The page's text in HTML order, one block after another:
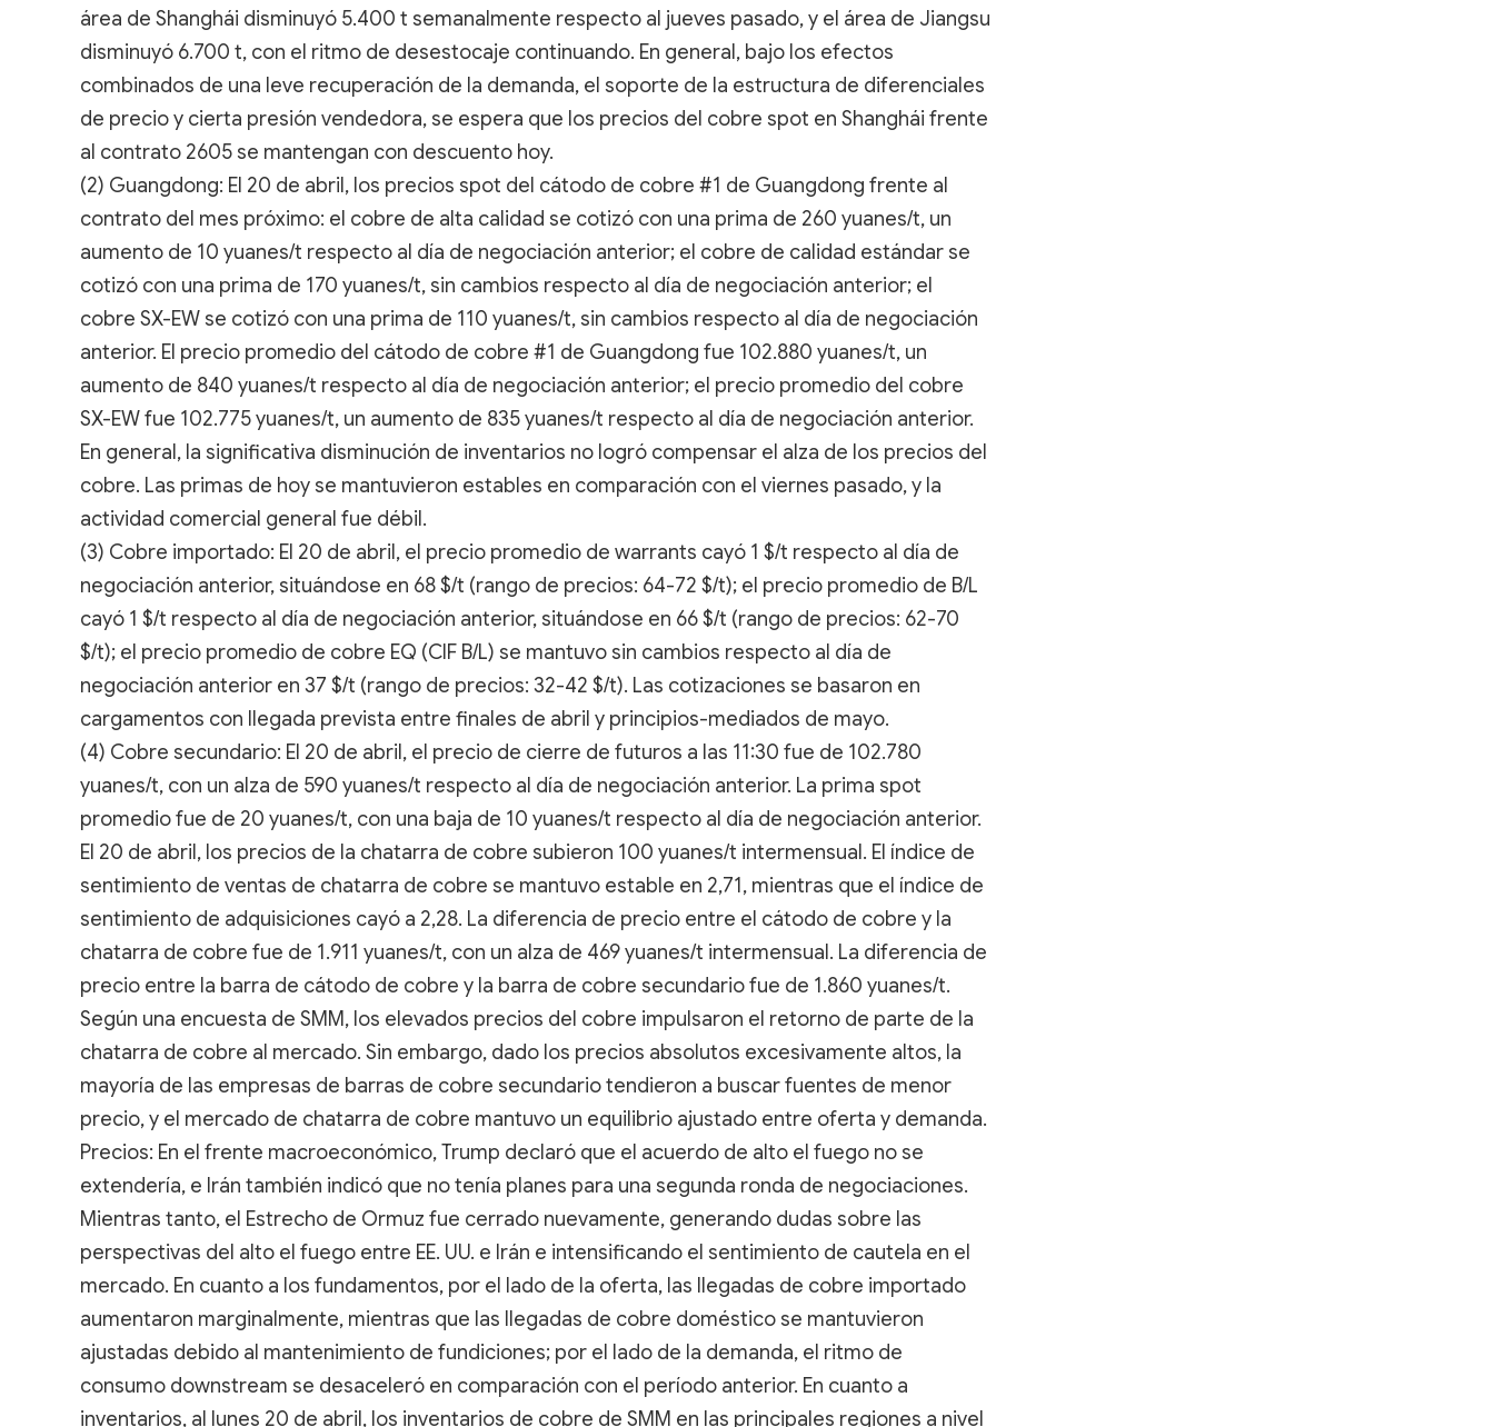
área de Shanghái disminuyó 5.400 t semanalmente respecto al jueves pasado, y el área de Jiangsu
disminuyó 6.700 t, con el ritmo de desestocaje continuando. En general, bajo los efectos
combinados de una leve recuperación de la demanda, el soporte de la estructura de diferenciales
de precio y cierta presión vendedora, se espera que los precios del cobre spot en Shanghái frente
al contrato 2605 se mantengan con descuento hoy.
(2) Guangdong: El 20 de abril, los precios spot del cátodo de cobre #1 de Guangdong frente al
contrato del mes próximo: el cobre de alta calidad se cotizó con una prima de 260 yuanes/t, un
aumento de 10 yuanes/t respecto al día de negociación anterior; el cobre de calidad estándar se
cotizó con una prima de 170 yuanes/t, sin cambios respecto al día de negociación anterior; el
cobre SX-EW se cotizó con una prima de 110 yuanes/t, sin cambios respecto al día de negociación
anterior. El precio promedio del cátodo de cobre #1 de Guangdong fue 102.880 yuanes/t, un
aumento de 840 yuanes/t respecto al día de negociación anterior; el precio promedio del cobre
SX-EW fue 102.775 yuanes/t, un aumento de 835 yuanes/t respecto al día de negociación anterior.
En general, la significativa disminución de inventarios no logró compensar el alza de los precios del
cobre. Las primas de hoy se mantuvieron estables en comparación con el viernes pasado, y la
actividad comercial general fue débil.
(3) Cobre importado: El 20 de abril, el precio promedio de warrants cayó 1 $/t respecto al día de
negociación anterior, situándose en 68 $/t (rango de precios: 64-72 $/t); el precio promedio de B/L
cayó 1 $/t respecto al día de negociación anterior, situándose en 66 $/t (rango de precios: 62-70
$/t); el precio promedio de cobre EQ (CIF B/L) se mantuvo sin cambios respecto al día de
negociación anterior en 37 $/t (rango de precios: 32-42 $/t). Las cotizaciones se basaron en
cargamentos con llegada prevista entre finales de abril y principios-mediados de mayo.
(4) Cobre secundario: El 20 de abril, el precio de cierre de futuros a las 11:30 fue de 102.780
yuanes/t, con un alza de 590 yuanes/t respecto al día de negociación anterior. La prima spot
promedio fue de 20 yuanes/t, con una baja de 10 yuanes/t respecto al día de negociación anterior.
El 20 de abril, los precios de la chatarra de cobre subieron 100 yuanes/t intermensual. El índice de
sentimiento de ventas de chatarra de cobre se mantuvo estable en 2,71, mientras que el índice de
sentimiento de adquisiciones cayó a 2,28. La diferencia de precio entre el cátodo de cobre y la
chatarra de cobre fue de 1.911 yuanes/t, con un alza de 469 yuanes/t intermensual. La diferencia de
precio entre la barra de cátodo de cobre y la barra de cobre secundario fue de 1.860 yuanes/t.
Según una encuesta de SMM, los elevados precios del cobre impulsaron el retorno de parte de la
chatarra de cobre al mercado. Sin embargo, dado los precios absolutos excesivamente altos, la
mayoría de las empresas de barras de cobre secundario tendieron a buscar fuentes de menor
precio, y el mercado de chatarra de cobre mantuvo un equilibrio ajustado entre oferta y demanda.
Precios: En el frente macroeconómico, Trump declaró que el acuerdo de alto el fuego no se
extendería, e Irán también indicó que no tenía planes para una segunda ronda de negociaciones.
Mientras tanto, el Estrecho de Ormuz fue cerrado nuevamente, generando dudas sobre las
perspectivas del alto el fuego entre EE. UU. e Irán e intensificando el sentimiento de cautela en el
mercado. En cuanto a los fundamentos, por el lado de la oferta, las llegadas de cobre importado
aumentaron marginalmente, mientras que las llegadas de cobre doméstico se mantuvieron
ajustadas debido al mantenimiento de fundiciones; por el lado de la demanda, el ritmo de
consumo downstream se desaceleró en comparación con el período anterior. En cuanto a
inventarios, al lunes 20 de abril, los inventarios de cobre de SMM en las principales regiones a nivel